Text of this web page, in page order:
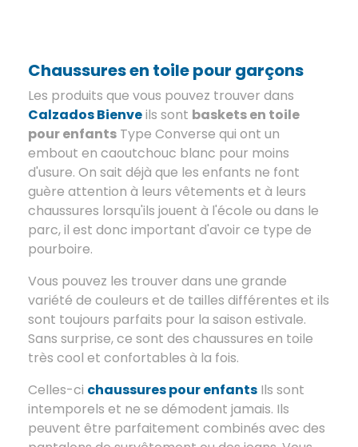
Chaussures en toile pour garçons
Les produits que vous pouvez trouver dans
Calzados Bienveils sont baskets en toile
pour enfants Type Converse qui ont un
embout en caoutchouc blanc pour moins
d'usure. On sait déjà que les enfants ne font
guère attention à leurs vêtements et à leurs
chaussures lorsqu'ils jouent à l'école ou dans le
parc, il est donc important d'avoir ce type de
pourboire.
Vous pouvez les trouver dans une grande
variété de couleurs et de tailles différentes et ils
sont toujours parfaits pour la saison estivale.
Sans surprise, ce sont des chaussures en toile
très cool et confortables à la fois.
Celles-ci chaussures pour enfants Ils sont
intemporels et ne se démodent jamais. Ils
peuvent être parfaitement combinés avec des